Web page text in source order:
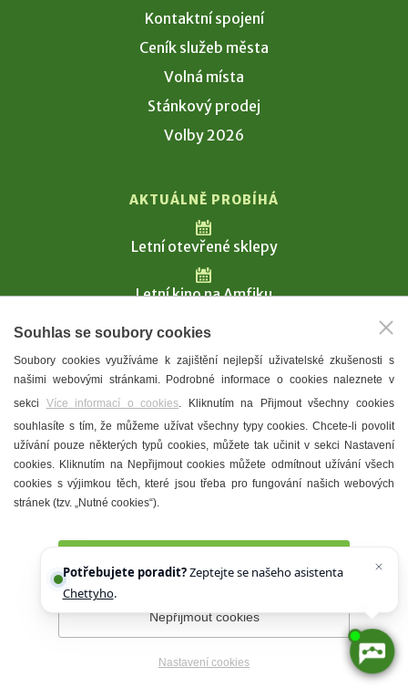
Kontaktní spojení
Ceník služeb města
Volná místa
Stánkový prodej
Volby 2026
AKTUÁLNĚ PROBÍHÁ
Letní otevřené sklepy
Letní kino na Amfiku
Povídání o víně s vínem
celý kalendář akcí
KAM V HUSTOPEČÍCH
Vinařství
T. G. Masaryk
Ubytování
Restaurace
Denní meníčka
Mapa města
Souhlas se soubory cookies
Soubory cookies využíváme k zajištění nejlepší uživatelské zkušenosti s
našimi webovými stránkami. Podrobné informace o cookies naleznete v
sekci Více informací o cookies. Kliknutím na Přijmout všechny cookies
souhlasíte s tím, že můžeme užívat všechny typy cookies. Chcete-li povolit
užívání pouze některých typů cookies, můžete tak učinit v sekci Nastavení
cookies. Kliknutím na Nepřijmout cookies můžete odmítnout užívání všech
cookies s výjimkou těch, které jsou třeba pro fungování našich webových
stránek (tzv. „Nutné cookies“).
Nepřijmout cookies
Nastavení cookies
Potřebujete poradit?Zeptejte se našeho asistenta
Chettyho.